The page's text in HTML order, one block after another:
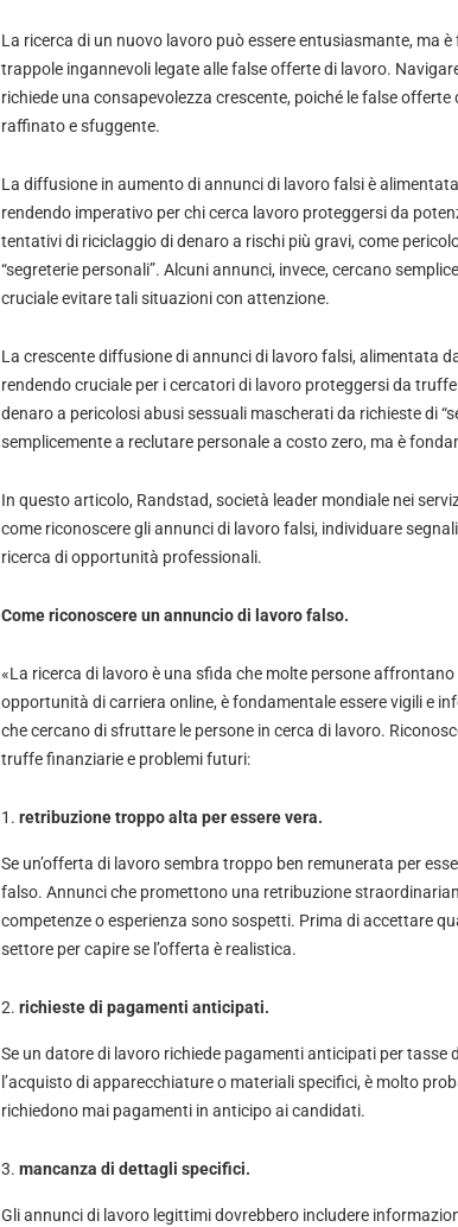
La ricerca di un nuovo lavoro può essere entusiasmante, ma
trappole ingannevoli legate alle false offerte di lavoro.
richiede una consapevolezza crescente, poiché le false
raffinato e sfuggente.
La diffusione in aumento di annunci di lavoro falsi è
rendendo imperativo per chi cerca lavoro proteggersi da
tentativi di riciclaggio di denaro a rischi più gravi, come
“segreterie personali”. Alcuni annunci, invece, cercano
cruciale evitare tali situazioni con attenzione.
La crescente diffusione di annunci di lavoro falsi, alimentata
rendendo cruciale per i cercatori di lavoro proteggersi da
denaro a pericolosi abusi sessuali mascherati da richieste di
semplicemente a reclutare personale a costo zero, ma è
In questo articolo, Randstad, società leader mondiale nei
come riconoscere gli annunci di lavoro falsi, individuare
ricerca di opportunità professionali.
Come riconoscere un annuncio di lavoro falso.
«La ricerca di lavoro è una sfida che molte persone
opportunità di carriera online, è fondamentale essere vigili e
che cercano di sfruttare le persone in cerca di lavoro.
truffe finanziarie e problemi futuri:
retribuzione troppo alta per essere vera.
Se un’offerta di lavoro sembra troppo ben remunerata per
falso. Annunci che promettono una retribuzione
competenze o esperienza sono sospetti. Prima di accettare
settore per capire se l’offerta è realistica.
richieste di pagamenti anticipati.
Se un datore di lavoro richiede pagamenti anticipati per tasse
l’acquisto di apparecchiature o materiali specifici, è molto
richiedono mai pagamenti in anticipo ai candidati.
mancanza di dettagli specifici.
Gli annunci di lavoro legittimi dovrebbero includere